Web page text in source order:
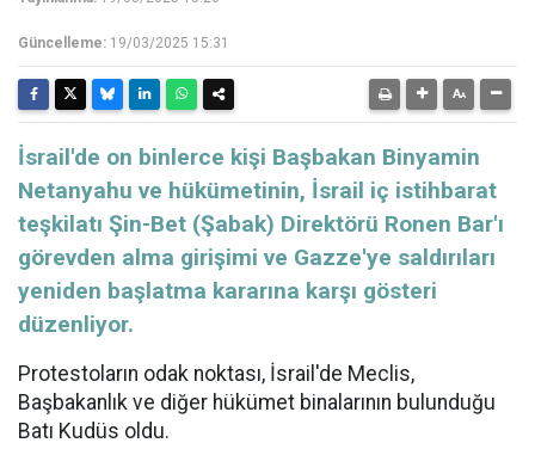
Güncelleme: 19/03/2025 15:31
İsrail'de on binlerce kişi Başbakan Binyamin
Netanyahu ve hükümetinin, İsrail iç istihbarat
teşkilatı Şin-Bet (Şabak) Direktörü Ronen Bar'ı
görevden alma girişimi ve Gazze'ye saldırıları
yeniden başlatma kararına karşı gösteri
düzenliyor.
Protestoların odak noktası, İsrail'de Meclis,
Başbakanlık ve diğer hükümet binalarının bulunduğu
Batı Kudüs oldu.